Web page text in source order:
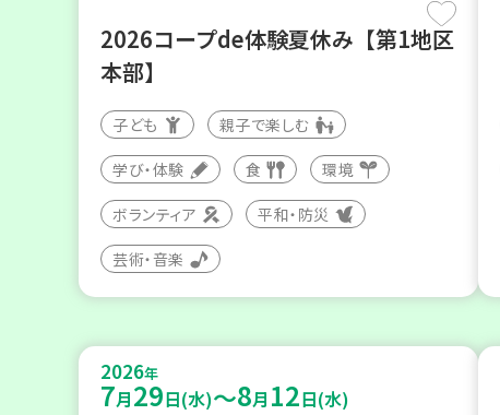
2026コープde体験夏休み【第1地区
本部】
子ども 親子で楽しむ
学び・体験 食 環境
ボランティア 平和・防災
芸術・音楽
2026年
7月29日(水)～8月 12日(水)